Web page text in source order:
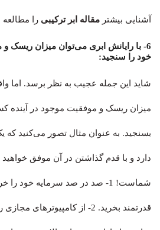
آشنایی بیشتر مقاله ابر ترکیبی را مطالعه
6- با رایانش ابری می‌توان میزان ریسک
خود را سنجید:
شاید این جمله عجیب به نظر برسد. اما
میزان ریسک و موفقیت موجود در آینده
بسنجید. به عنوان مثال تصور می‌کنید که
دارد و با قدم گذاشتن در آن موفق
شماست! 1- صد در صد سرمایه خود را
قدرتمند بخرید. 2- از